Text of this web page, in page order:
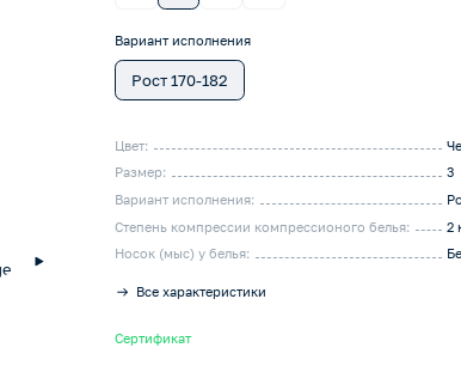
Вариант исполнения
Рост 170-182
Цвет:
Размер:
3
Вариант исполнения:
Степень компрессии компрессионого белья:
2
Носок (мыс) у белья:
Все характеристики
Сертификат